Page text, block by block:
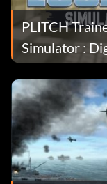
PLITCH
Simulator :